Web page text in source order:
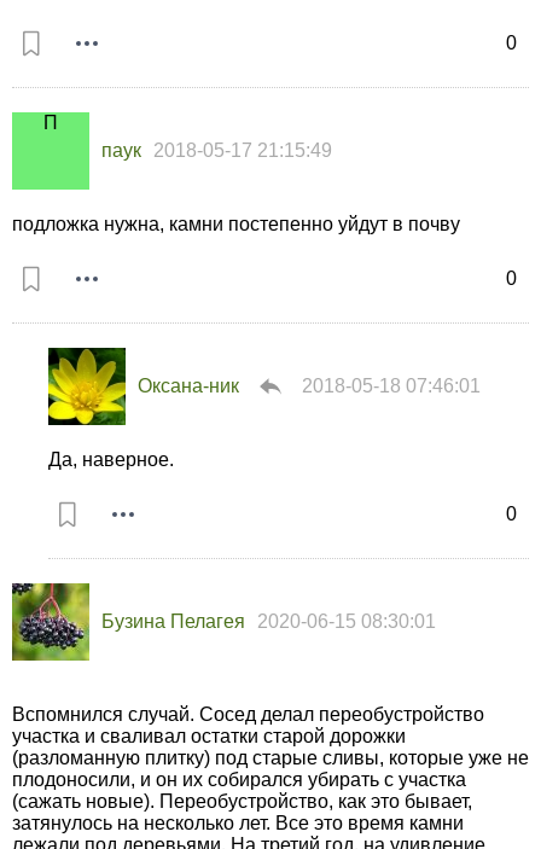
0
паук 2018-05-17 21:15:49
0
подложка нужна, камни постепенно уйдут в почву
Оксана-ник 2018-05-18 07:46:01
0
Да, наверное.
Бузина Пелагея 2020-06-15 08:30:01
Вспомнился случай. Сосед делал переобустройство
участка и сваливал остатки старой дорожки
(разломанную плитку) под старые сливы, которые уже не
плодоносили, и он их собирался убирать с участка
(сажать новые). Переобустройство, как это бывает,
затянулось на несколько лет. Все это время камни
лежали под деревьями. На третий год, на удивление